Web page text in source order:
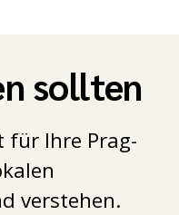
sollten
für Ihre Prag-
verstehen.